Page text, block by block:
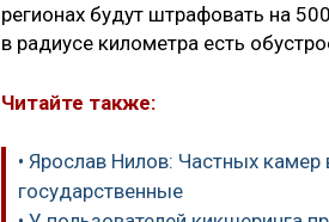
регионах будут штрафовать на
в радиусе километра есть
Читайте также:
• Ярослав Нилов: Частных
государственные